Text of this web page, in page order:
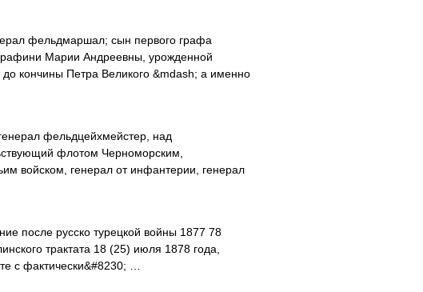
фельдмаршал; сын первого графа
Марии Андреевны, урожденной
кончины Петра Великого &mdash; а именно
фельдцейхмейстер, над
флотом Черноморским,
войском, генерал от инфантерии, генерал
после русско турецкой войны 1877 78
трактата 18 (25) июля 1878 года,
с фактически&#8230; …